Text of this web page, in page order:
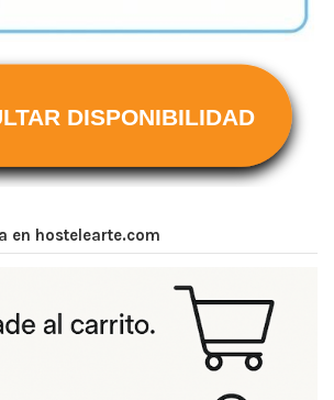
DISPONIBILIDAD
en hostelearte.com